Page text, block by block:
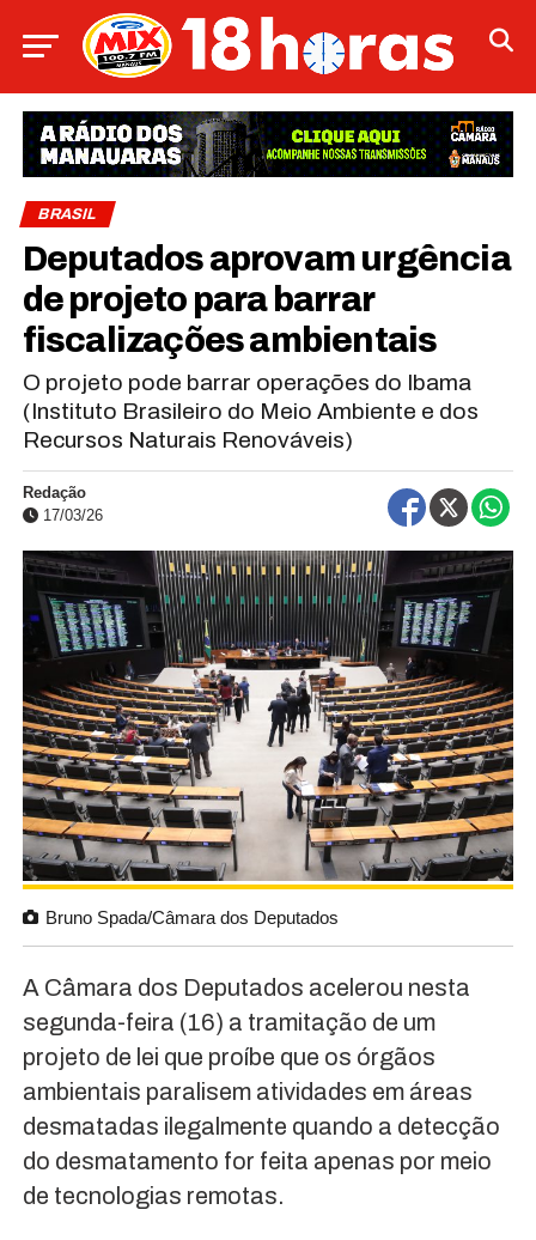
BRASIL
Deputados aprovam urgência
de projeto para barrar
fiscalizações ambientais
O projeto pode barrar operações do Ibama
(Instituto Brasileiro do Meio Ambiente e dos
Recursos Naturais Renováveis)
Redação
17/03/26
Bruno Spada/Câmara dos Deputados
A Câmara dos Deputados acelerou nesta
segunda-feira (16) a tramitação de um
projeto de lei que proíbe que os órgãos
ambientais paralisem atividades em áreas
desmatadas ilegalmente quando a detecção
do desmatamento for feita apenas por meio
de tecnologias remotas.